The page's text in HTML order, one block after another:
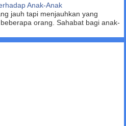
Anak-Anak
jauh tapi menjauhkan yang
orang. Sahabat bagi anak-